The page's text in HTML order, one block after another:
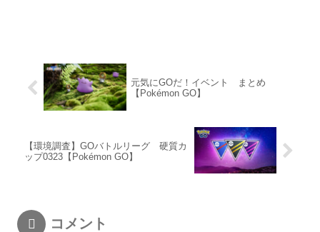
元気にGOだ！イベント まとめ
【Pokémon GO】
【環境調査】GOバトルリーグ 硬質カ
ップ0323【Pokémon GO】
コメント